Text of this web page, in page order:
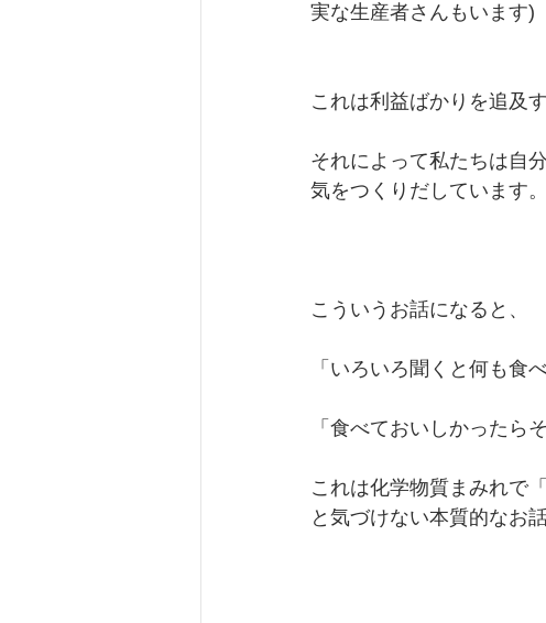
実な生産者さんもいます)
これは利益ばかりを追及
それによって私たちは自
気をつくりだしています。
こういうお話になると、
「いろいろ聞くと何も食
「食べておいしかったら
これは化学物質まみれで
と気づけない本質的なお話